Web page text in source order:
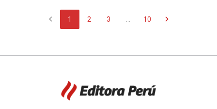
chevron_left 1 2 3 10 chevron_right